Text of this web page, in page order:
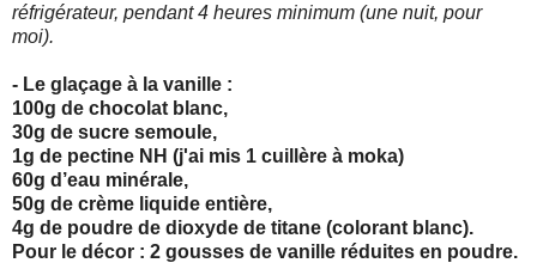
réfrigérateur, pendant 4 heures minimum (une nuit, pour
moi).
- Le glaçage à la vanille :
100g de chocolat blanc,
30g de sucre semoule,
1g de pectine NH (j'ai mis 1 cuillère à moka)
60g d’eau minérale,
50g de crème liquide entière,
4g de poudre de dioxyde de titane (colorant blanc).
Pour le décor : 2 gousses de vanille réduites en poudre.